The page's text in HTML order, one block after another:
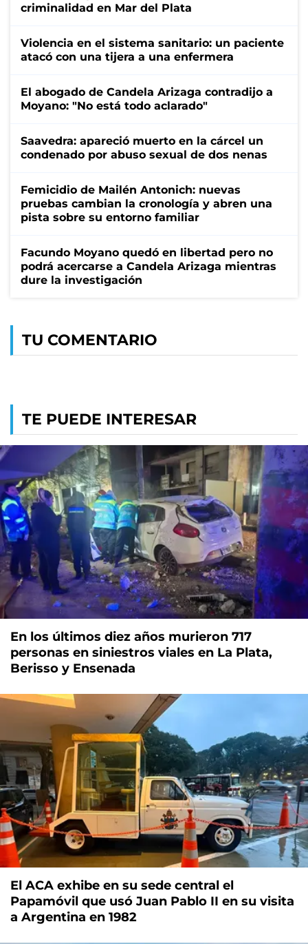
criminalidad en Mar del Plata
Violencia en el sistema sanitario: un paciente
atacó con una tijera a una enfermera
El abogado de Candela Arizaga contradijo a
Moyano: "No está todo aclarado"
Saavedra: apareció muerto en la cárcel un
condenado por abuso sexual de dos nenas
Femicidio de Mailén Antonich: nuevas
pruebas cambian la cronología y abren una
pista sobre su entorno familiar
Facundo Moyano quedó en libertad pero no
podrá acercarse a Candela Arizaga mientras
dure la investigación
TU COMENTARIO
TE PUEDE INTERESAR
En los últimos diez años murieron 717
personas en siniestros viales en La Plata,
Berisso y Ensenada
El ACA exhibe en su sede central el
Papamóvil que usó Juan Pablo II en su visita
a Argentina en 1982